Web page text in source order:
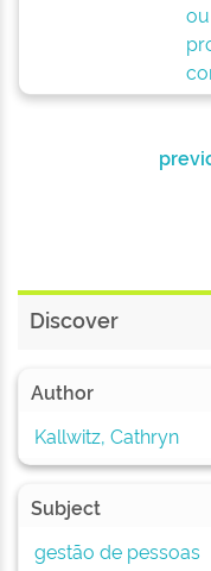
Discover
Author
Kallwitz, Cathryn
Subject
gestão de pessoas